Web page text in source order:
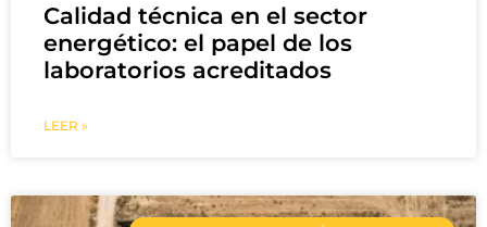
Calidad técnica en el sector
energético: el papel de los
laboratorios acreditados
LEER »